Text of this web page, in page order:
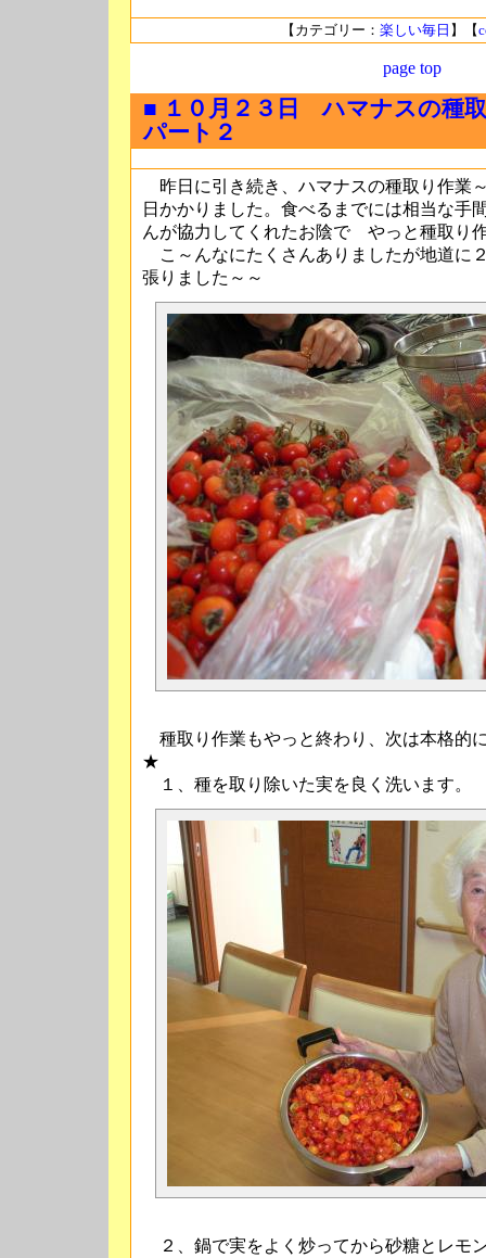
【カテゴリー： 楽しい毎日 】【
page top
■ １０月２３日 ハマナスの種
パート２
昨日に引き続き、ハマナスの種取り作業
日かかりました。食べるまでには相当な
んが協力してくれたお陰で やっと種取り
こ～んなにたくさんありましたが地道に
張りました～～
種取り作業もやっと終わり、次は本格的
★
１、種を取り除いた実を良く洗います。
２、鍋で実をよく炒ってから砂糖とレモ